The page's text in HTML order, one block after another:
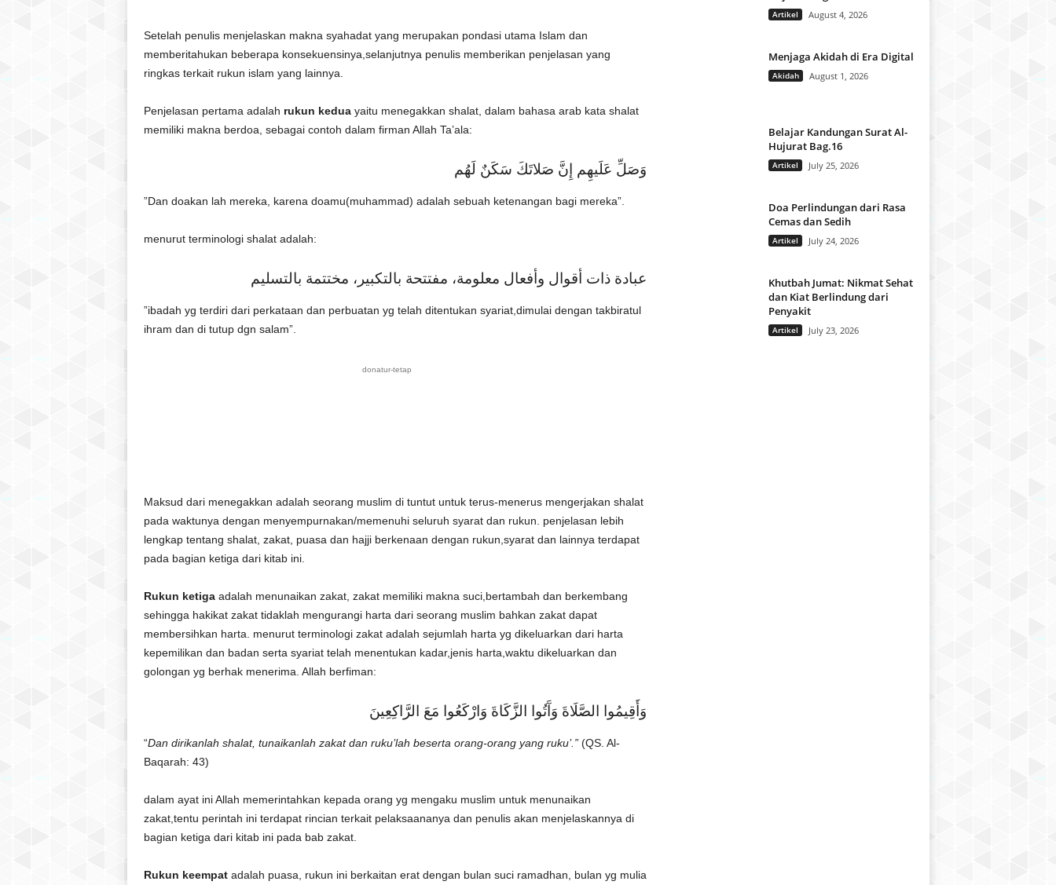
Setelah penulis menjelaskan makna syahadat yang merupakan pondasi utama Islam dan
memberitahukan beberapa konsekuensinya,selanjutnya penulis memberikan penjelasan yang
ringkas terkait rukun islam yang lainnya.
Penjelasan pertama adalah rukun keduayaitu menegakkan shalat, dalam bahasa arab kata shalat
memiliki makna berdoa, sebagai contoh dalam firman Allah Ta’ala:
وَصَلِّ عَلَيهِم إِنَّ صَلاتَكَ سَكَنٌ لَهُم
”Dan doakan lah mereka, karena doamu(muhammad) adalah sebuah ketenangan bagi mereka”.
menurut terminologi shalat adalah:
عبادة ذات أقوال وأفعال معلومة، مفتتحة بالتكبير، مختتمة بالتسليم
”ibadah yg terdiri dari perkataan dan perbuatan yg telah ditentukan syariat,dimulai dengan takbiratul
ihram dan di tutup dgn salam”.
donatur-tetap
Maksud dari menegakkan adalah seorang muslim di tuntut untuk terus-menerus mengerjakan shalat
pada waktunya dengan menyempurnakan/memenuhi seluruh syarat dan rukun. penjelasan lebih
lengkap tentang shalat, zakat, puasa dan hajji berkenaan dengan rukun,syarat dan lainnya terdapat
pada bagian ketiga dari kitab ini.
Rukun ketigaadalah menunaikan zakat, zakat memiliki makna suci,bertambah dan berkembang
sehingga hakikat zakat tidaklah mengurangi harta dari seorang muslim bahkan zakat dapat
membersihkan harta. menurut terminologi zakat adalah sejumlah harta yg dikeluarkan dari harta
kepemilikan dan badan serta syariat telah menentukan kadar,jenis harta,waktu dikeluarkan dan
golongan yg berhak menerima. Allah berfiman:
وَأَقِيمُوا الصَّلَاةَ وَآَتُوا الزَّكَاةَ وَارْكَعُوا مَعَ الرَّاكِعِينَ
“Dan dirikanlah shalat, tunaikanlah zakat dan ruku’lah beserta orang-orang yang ruku’.”(QS. Al-
Baqarah: 43)
dalam ayat ini Allah memerintahkan kepada orang yg mengaku muslim untuk menunaikan
zakat,tentu perintah ini terdapat rincian terkait pelaksaananya dan penulis akan menjelaskannya di
bagian ketiga dari kitab ini pada bab zakat.
Rukun keempatadalah puasa, rukun ini berkaitan erat dengan bulan suci ramadhan, bulan yg mulia
Artikel August 4, 2026
Menjaga Akidah di Era Digital
Akidah August 1, 2026
Belajar Kandungan Surat Al-
Hujurat Bag.16
Artikel July 25, 2026
Doa Perlindungan dari Rasa
Cemas dan Sedih
Artikel July 24, 2026
Khutbah Jumat: Nikmat Sehat
dan Kiat Berlindung dari
Penyakit
Artikel July 23, 2026